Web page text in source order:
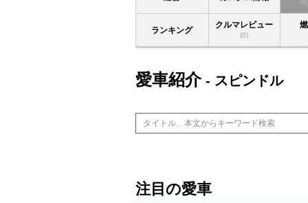
ランキング
クルマレビュー
(0)
愛車紹介- スピンドル
注目の愛車